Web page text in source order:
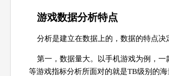
游戏数据分析特点
分析是建立在数据上的，数据的特点决
第一，数据量大。以手机游戏为例，
等游戏指标分析所面对的就是TB级别的海